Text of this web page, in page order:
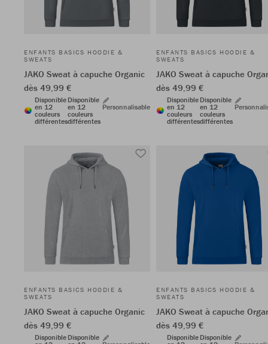
ENFANTS BASICS HOODIE &
SWEATS
JAKO Sweat à capuche Organic
dès 49,99 €
Disponible
en 12
couleurs
différentes
Disponible
en 12
couleurs
différentes
Personnalisable
ENFANTS BASICS HOODIE &
SWEATS
JAKO Sweat à capuche
dès 49,99 €
Disponible
en 12
couleurs
différentes
Disponible
en 12
couleurs
différentes
ENFANTS BASICS HOODIE &
SWEATS
JAKO Sweat à capuche Organic
dès 49,99 €
Disponible Disponible
ENFANTS BASICS HOODIE &
SWEATS
JAKO Sweat à capuche
dès 49,99 €
Disponible Disponible